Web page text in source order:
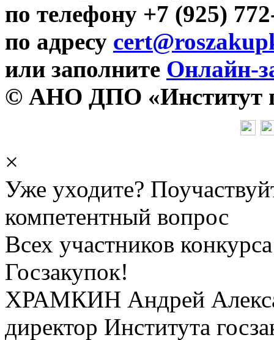
по телефону +7 (925)
по адресу
или заполните Онлайн-
© АНО ДПО «Институт
×
Уже уходите?
компетентный вопрос
Всех участников
Госзакупок!
ХРАМКИН Андрей
директор Института